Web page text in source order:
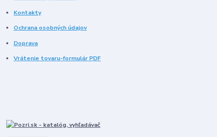
Kontakty
Ochrana osobných údajov
Doprava
Vrátenie tovaru-formulár PDF